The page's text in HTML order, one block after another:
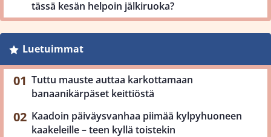
tässä kesän helpoin jälkiruoka?
Luetuimmat
Tuttu mauste auttaa karkottamaan
banaanikärpäset keittiöstä
Kaadoin päiväysvanhaa piimää kylpyhuoneen
kaakeleille – teen kyllä toistekin